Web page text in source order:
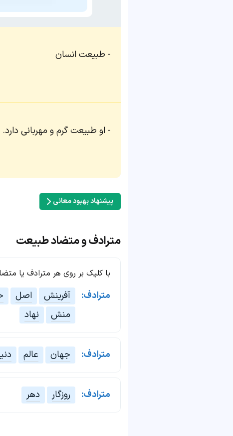
طبیعت انسان
او طبیعت گرم و مهربانی دارد.
پیشنهاد بهبود معانی
مترادف و متضاد طبیعت
با کلیک بر روی هر مترادف یا
مترادف: آفرینش اصل
منش
نهاد
مترادف: جهان عالم
مترادف: روزگار دهر